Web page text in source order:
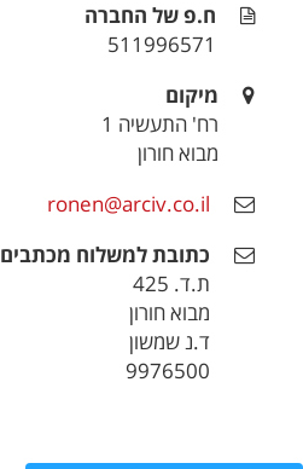
ח.פ של החברה
511996571
מיקום
רח' התעשיה 1
מבוא חורון
ronen@arciv.co.il
כתובת למשלוח מכתבים
ת.ד. 425
מבוא חורון
ד.נ שמשון
9976500